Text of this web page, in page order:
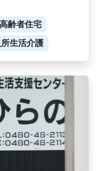
齢者住宅
生活介護